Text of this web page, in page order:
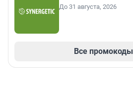
До 31 августа, 2026
Все промокоды